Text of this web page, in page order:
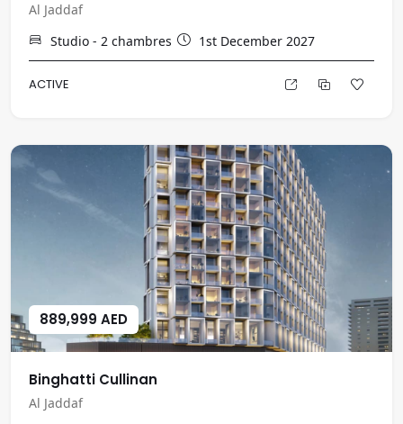
Al Jaddaf
Studio - 2 chambres 1st December 2027
ACTIVE
889,999 AED
Binghatti Cullinan
Al Jaddaf